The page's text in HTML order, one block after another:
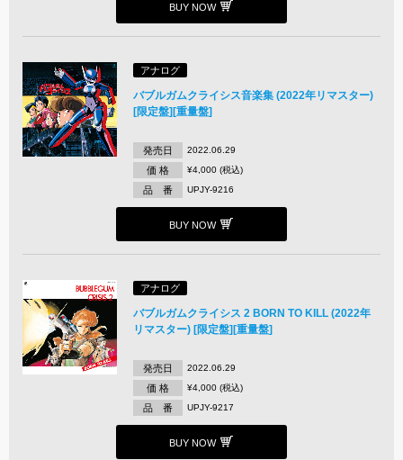
BUY NOW
アナログ
バブルガムクライシス音楽集 (2022年リマスター)
[限定盤][重量盤]
発売日 2022.06.29
価 格 ¥4,000 (税込)
品 番 UPJY-9216
BUY NOW
アナログ
バブルガムクライシス 2 BORN TO KILL (2022年
リマスター) [限定盤][重量盤]
発売日 2022.06.29
価 格 ¥4,000 (税込)
品 番 UPJY-9217
BUY NOW